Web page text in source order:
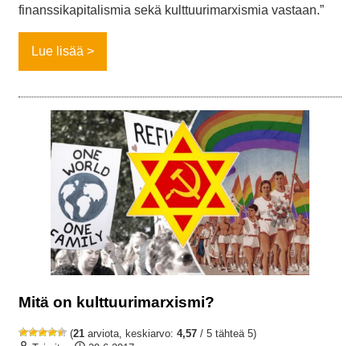
finanssikapitalismia sekä kulttuurimarxismia vastaan.”
Lue lisää
Mitä on kulttuurimarxismi?
(21 arviota, keskiarvo: 4,57 / 5 tähteä 5)